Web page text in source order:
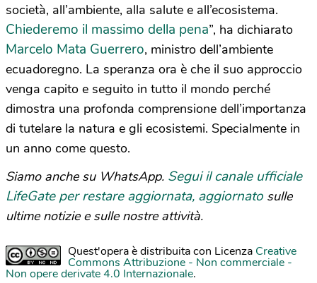
società, all’ambiente, alla salute e all’ecosistema.
Chiederemo il massimo della pena”, ha dichiarato
Marcelo Mata Guerrero, ministro dell’ambiente
ecuadoregno. La speranza ora è che il suo approccio
venga capito e seguito in tutto il mondo perché
dimostra una profonda comprensione dell’importanza
di tutelare la natura e gli ecosistemi. Specialmente in
un anno come questo.
Siamo anche su WhatsApp. Segui il canale ufficiale
LifeGate per restare aggiornata, aggiornato sulle
ultime notizie e sulle nostre attività.
Quest'opera è distribuita con Licenza Creative
Commons Attribuzione - Non commerciale -
Non opere derivate 4.0 Internazionale.